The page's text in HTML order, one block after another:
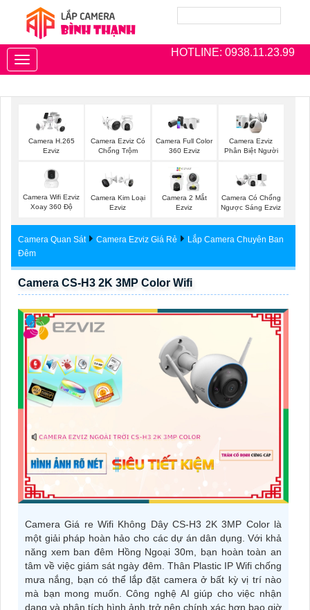
HOTLINE: 0938.11.23.99
Toggle
navigation
Camera H.265
Ezviz
Camera Ezviz Có
Chống Trộm
Camera Full Color
360 Ezviz
Camera Ezviz
Phân Biệt Người
Camera Wifi Ezviz
Xoay 360 Độ
Camera Kim Loại
Ezviz
Camera 2 Mắt
Ezviz
Camera Có Chống
Ngược Sáng Ezviz
Camera Quan Sát Camera Ezviz Giá Rẻ
Lắp Camera Chuyên Ban
Đêm
Camera CS-H3 2K 3MP Color Wifi
Camera Giá re Wifi Không Dây CS-H3 2K 3MP Color là
một giải pháp hoàn hảo cho các dự án dân dụng. Với khả
năng xem ban đêm Hồng Ngoại 30m, bạn hoàn toàn an
tâm về việc giám sát ngày đêm. Thân Plastic IP Wifi chống
mưa nắng, bạn có thể lắp đặt camera ở bất kỳ vị trí nào
mà bạn mong muốn. Công nghệ AI giúp cho việc nhận
dạng và phân tích hình ảnh trở nên chính xác hơn bao giờ